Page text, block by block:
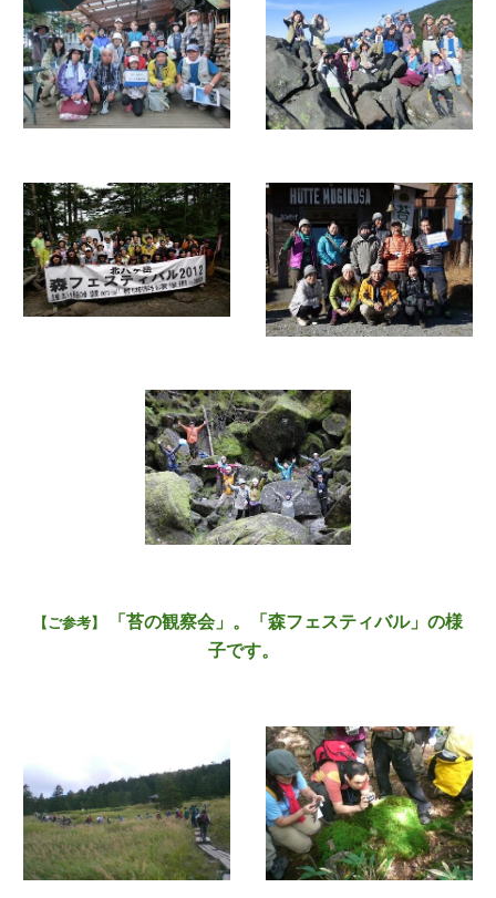
【ご参考】
「苔の観察会」。「森フェスティバル」の様
子です。